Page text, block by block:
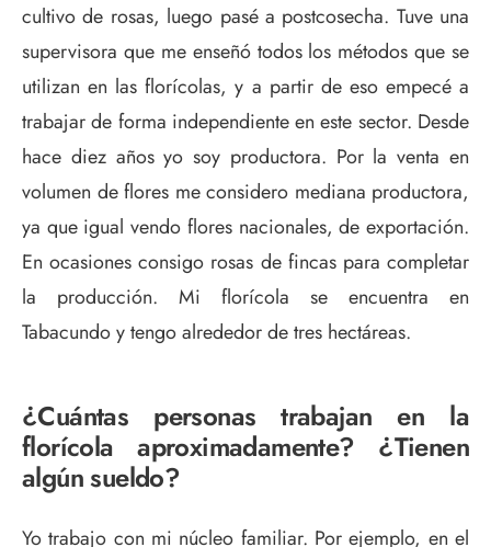
cultivo de rosas, luego pasé a postcosecha. Tuve una
supervisora que me enseñó todos los métodos que se
utilizan en las florícolas, y a partir de eso empecé a
trabajar de forma independiente en este sector. Desde
hace diez años yo soy productora. Por la venta en
volumen de flores me considero mediana productora,
ya que igual vendo flores nacionales, de exportación.
En ocasiones consigo rosas de fincas para completar
la producción. Mi florícola se encuentra en
Tabacundo y tengo alrededor de tres hectáreas.
¿Cuántas personas trabajan en la
florícola aproximadamente? ¿Tienen
algún sueldo?
Yo trabajo con mi núcleo familiar. Por ejemplo, en el